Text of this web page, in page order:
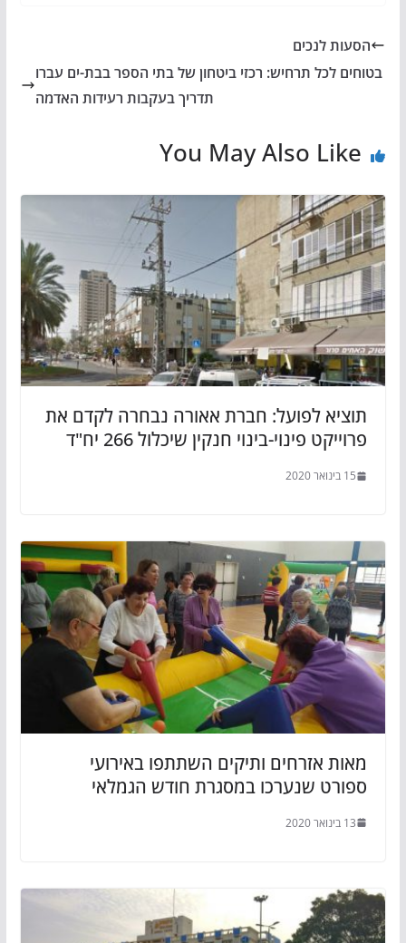
הסעות לנכים
בטוחים לכל תרחיש: רכזי ביטחון של בתי הספר בבת-ים עברו
תדריך בעקבות רעידות האדמה
You May Also Like
תוציא לפועל: חברת אאורה נבחרה לקדם את
פרוייקט פינוי-בינוי חנקין שיכלול 266 יח"ד
15 בינואר 2020
מאות אזרחים ותיקים השתתפו באירועי
ספורט שנערכו במסגרת חודש הגמלאי
13 בינואר 2020